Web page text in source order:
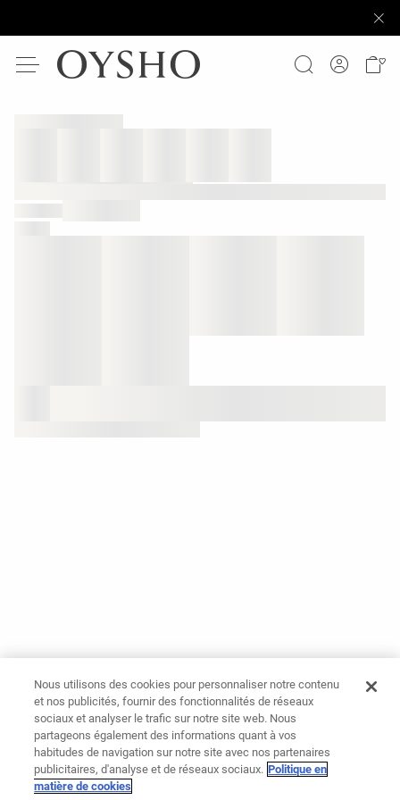
Nous utilisons des cookies pour personnaliser notre contenu
et nos publicités, fournir des fonctionnalités de réseaux
sociaux et analyser le trafic sur notre site web. Nous
partageons également des informations quant à vos
habitudes de navigation sur notre site avec nos partenaires
publicitaires, d'analyse et de réseaux sociaux. Politique en
matière de cookies